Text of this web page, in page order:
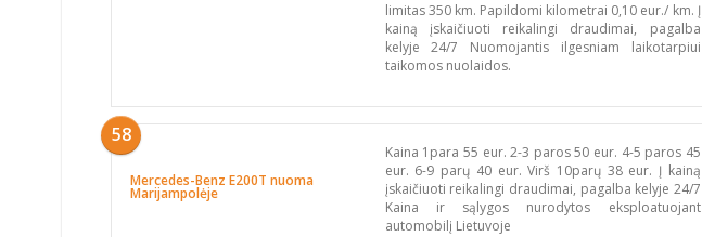
limitas 350 km. Papildomi kilometrai 0,10 eur./ km. Į
kainą įskaičiuoti reikalingi draudimai, pagalba
kelyje 24/7 Nuomojantis ilgesniam laikotarpiui
taikomos nuolaidos.
58
Mercedes-Benz E200T nuoma
Marijampolėje
Kaina 1para 55 eur. 2-3 paros 50 eur. 4-5 paros 45
eur. 6-9 parų 40 eur. Virš 10parų 38 eur. Į kainą
įskaičiuoti reikalingi draudimai, pagalba kelyje 24/7
Kaina ir sąlygos nurodytos eksploatuojant
automobilį Lietuvoje